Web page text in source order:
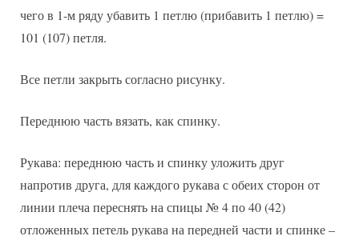
чего в 1-м ряду убавить 1 петлю (прибавить 1 петлю) =
101 (107) петля.
Все петли закрыть согласно рисунку.
Переднюю часть вязать, как спинку.
Рукава: переднюю часть и спинку уложить друг
напротив друга, для каждого рукава с обеих сторон от
линии плеча переснять на спицы № 4 по 40 (42)
отложенных петель рукава на передней части и спинке –